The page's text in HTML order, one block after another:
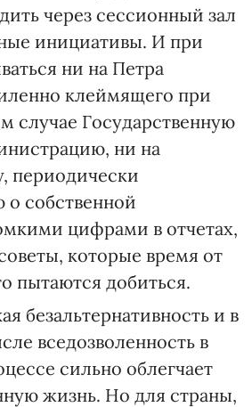
через сессионный зал
инициативы. И при
ни на Петра
клеймящего при
случае Государственную
ни на
периодически
собственной
цифрами в отчетах,
которые время от
пытаются добиться.
безальтернативность и в
вседозволенность в
сильно облегчает
жизнь. Но для страны,